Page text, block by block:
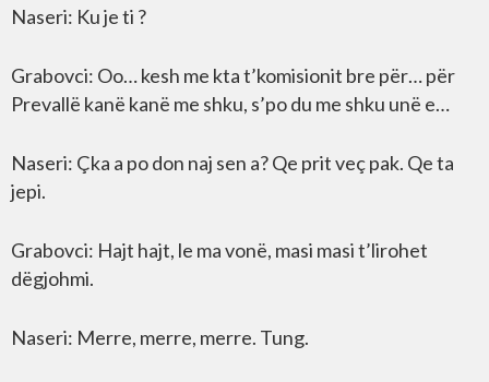
Naseri: Ku je ti ?
Grabovci: Oo… kesh me kta t’komisionit bre për… për
Prevallë kanë kanë me shku, s’po du me shku unë e…
Naseri: Çka a po don naj sen a? Qe prit veç pak. Qe ta
jepi.
Grabovci: Hajt hajt, le ma vonë, masi masi t’lirohet
dëgjohmi.
Naseri: Merre, merre, merre. Tung.